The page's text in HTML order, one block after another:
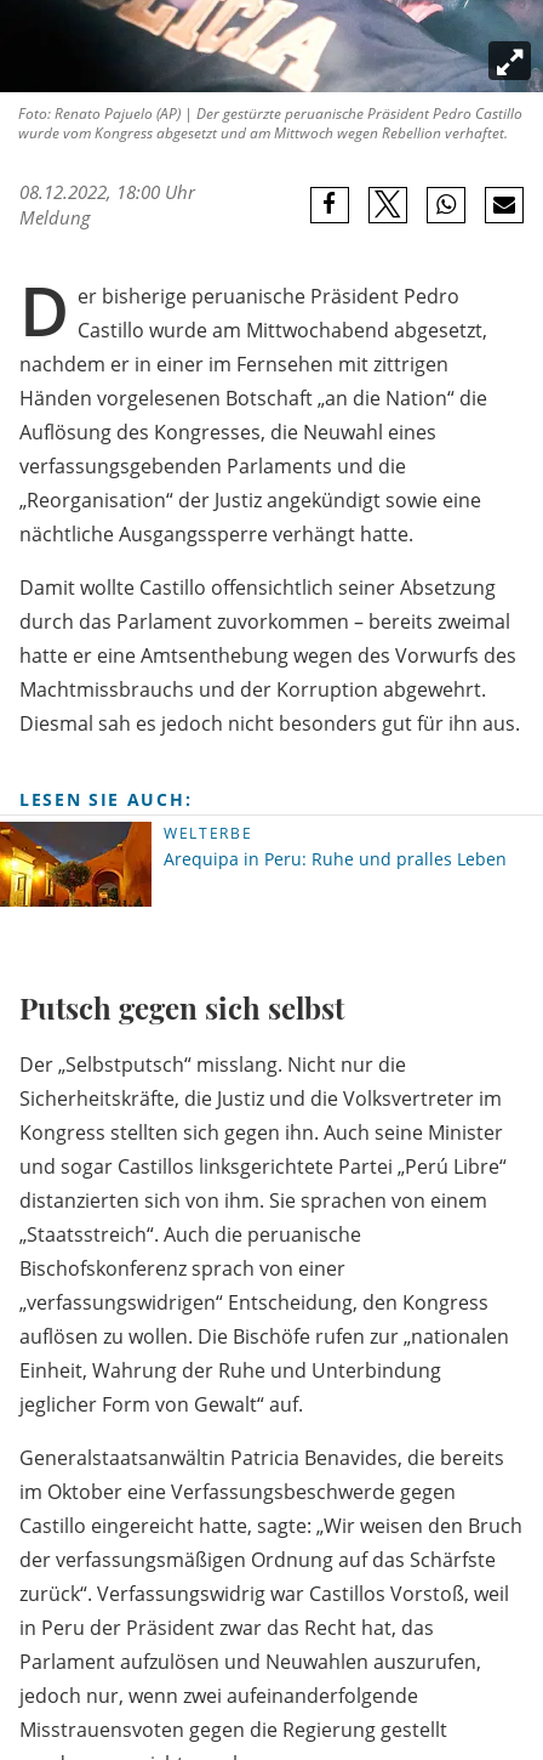
Foto: Renato Pajuelo (AP) | Der gestürzte peruanische Präsident Pedro Castillo
wurde vom Kongress abgesetzt und am Mittwoch wegen Rebellion verhaftet.
08.12.2022, 18:00 Uhr
Meldung
D er bisherige peruanische Präsident Pedro
Castillo wurde am Mittwochabend abgesetzt,
nachdem er in einer im Fernsehen mit zittrigen
Händen vorgelesenen Botschaft „an die Nation“ die
Auflösung des Kongresses, die Neuwahl eines
verfassungsgebenden Parlaments und die
„Reorganisation“ der Justiz angekündigt sowie eine
nächtliche Ausgangssperre verhängt hatte.
Damit wollte Castillo offensichtlich seiner Absetzung
durch das Parlament zuvorkommen – bereits zweimal
hatte er eine Amtsenthebung wegen des Vorwurfs des
Machtmissbrauchs und der Korruption abgewehrt.
Diesmal sah es jedoch nicht besonders gut für ihn aus.
LESEN SIE AUCH:
WELTERBE
Arequipa in Peru: Ruhe und pralles Leben
Putsch gegen sich selbst
Der „Selbstputsch“ misslang. Nicht nur die
Sicherheitskräfte, die Justiz und die Volksvertreter im
Kongress stellten sich gegen ihn. Auch seine Minister
und sogar Castillos linksgerichtete Partei „Perú Libre“
distanzierten sich von ihm. Sie sprachen von einem
„Staatsstreich“. Auch die peruanische
Bischofskonferenz sprach von einer
„verfassungswidrigen“ Entscheidung, den Kongress
auflösen zu wollen. Die Bischöfe rufen zur „nationalen
Einheit, Wahrung der Ruhe und Unterbindung
jeglicher Form von Gewalt“ auf.
Generalstaatsanwältin Patricia Benavides, die bereits
im Oktober eine Verfassungsbeschwerde gegen
Castillo eingereicht hatte, sagte: „Wir weisen den Bruch
der verfassungsmäßigen Ordnung auf das Schärfste
zurück“. Verfassungswidrig war Castillos Vorstoß, weil
in Peru der Präsident zwar das Recht hat, das
Parlament aufzulösen und Neuwahlen auszurufen,
jedoch nur, wenn zwei aufeinanderfolgende
Misstrauensvoten gegen die Regierung gestellt